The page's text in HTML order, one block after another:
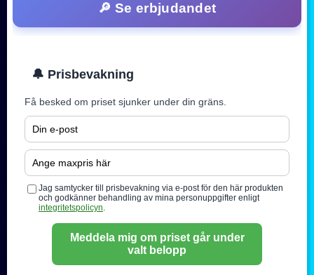
🔎 Se erbjudandet
🔔 Prisbevakning
Få besked om priset sjunker under din gräns.
Jag samtycker till prisbevakning via e-post för den här produkten
och godkänner behandling av mina personuppgifter enligt
integritetspolicyn.
Meddela mig om priset går under
valt belopp